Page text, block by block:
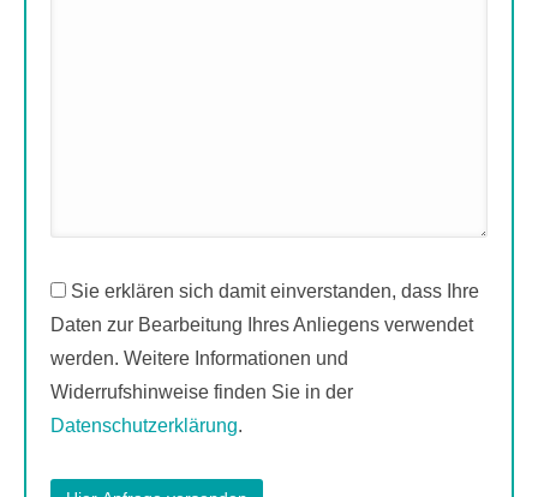
Sie erklären sich damit einverstanden, dass Ihre
Daten zur Bearbeitung Ihres Anliegens verwendet
werden. Weitere Informationen und
Widerrufshinweise finden Sie in der
Datenschutzerklärung.